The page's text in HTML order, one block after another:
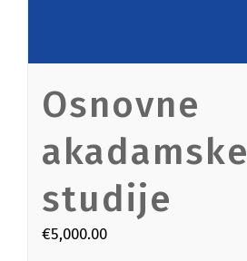
Osnovne
akadamske
studije
€5,000.00